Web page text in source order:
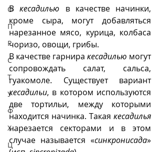
О
П
Р
С
Т
У
Ф
Х
Ц
В кесадилью в качестве начинки,
кроме сыра, могут добавляться
нарезанное мясо, курица, колбаса
чоризо, овощи, грибы.
В качестве гарнира кесадилью могут
сопровождать салат, сальса,
гуакомоле. Существует вариант
кесадильи, в котором используются
две тортильи, между которыми
находится начинка. Такая кесадилья
нарезается секторами и в этом
случае называется «синкронисада»